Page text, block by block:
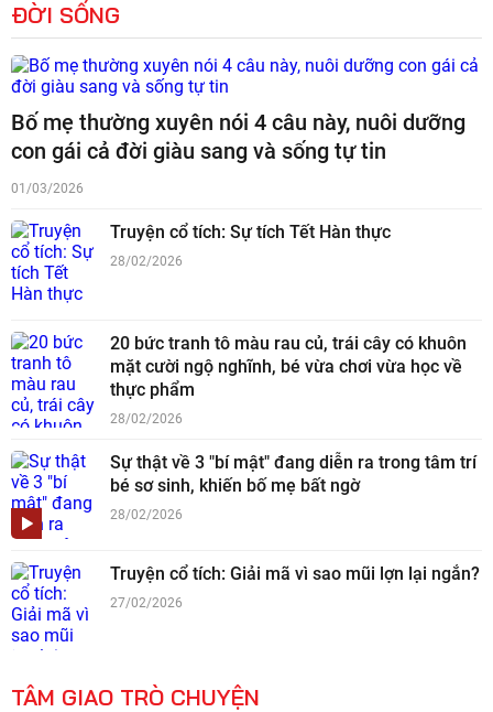
ĐỜI SỐNG
Bố mẹ thường xuyên nói 4 câu này, nuôi dưỡng
con gái cả đời giàu sang và sống tự tin
01/03/2026
Truyện cổ tích: Sự tích Tết Hàn thực
28/02/2026
20 bức tranh tô màu rau củ, trái cây có khuôn
mặt cười ngộ nghĩnh, bé vừa chơi vừa học về
thực phẩm
28/02/2026
Sự thật về 3 "bí mật" đang diễn ra trong tâm trí
bé sơ sinh, khiến bố mẹ bất ngờ
28/02/2026
Truyện cổ tích: Giải mã vì sao mũi lợn lại ngắn?
27/02/2026
TÂM GIAO TRÒ CHUYỆN